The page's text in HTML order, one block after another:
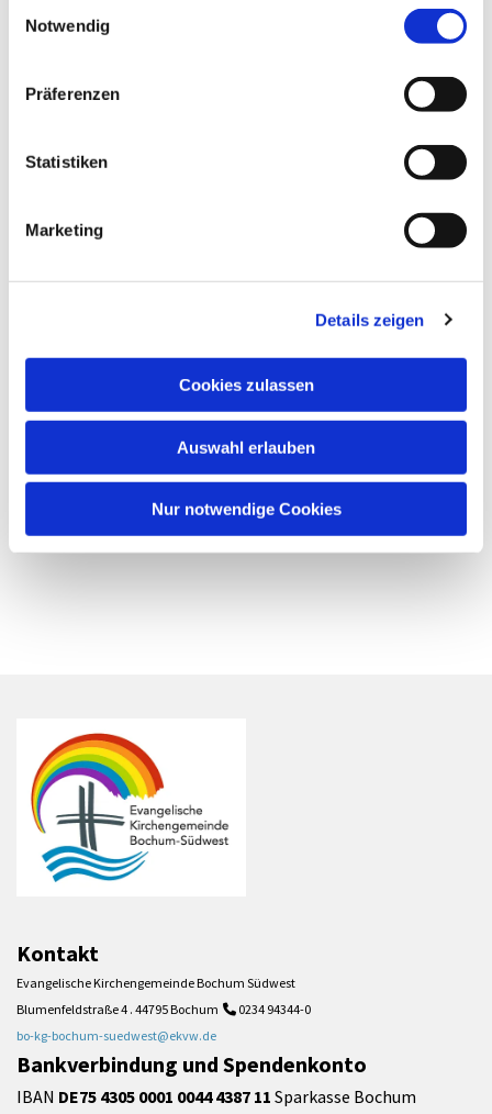
Notwendig
Präferenzen
Statistiken
Marketing
Details zeigen
Cookies zulassen
Auswahl erlauben
Nur notwendige Cookies
Dies könnte Sie auch interessieren
Kontakt
Evangelische Kirchengemeinde Bochum Südwest
Blumenfeldstraße 4 . 44795 Bochum  0234 94344-0
bo-kg-bochum-suedwest@ekvw.de
Bankverbindung und Spendenkonto
IBAN DE75 4305 0001 0044 4387 11 Sparkasse Bochum